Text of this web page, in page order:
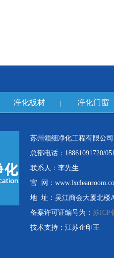
净化板材 净化门窗
苏州领细净化工程有限公司
总部电话：18861091720/
联系人：李先生
官 网：
地 址：吴江商会大厦北楼
备案许可证编号为： 苏ICP
技术支持：江苏企印王